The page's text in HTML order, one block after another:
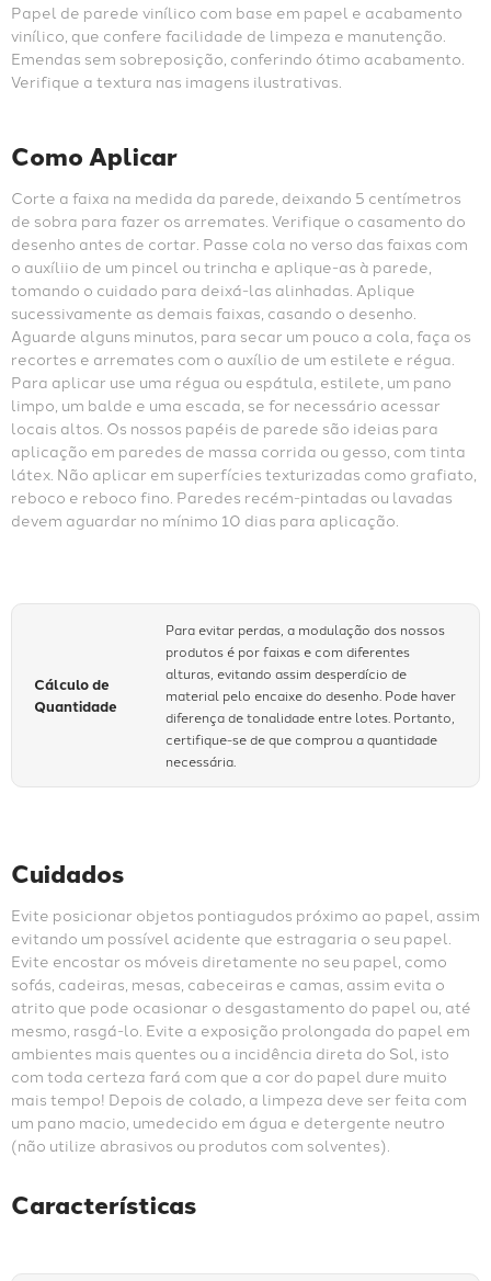
Papel de parede vinílico com base em papel e acabamento
vinílico, que confere facilidade de limpeza e manutenção.
Emendas sem sobreposição, conferindo ótimo acabamento.
Verifique a textura nas imagens ilustrativas.
Como Aplicar
Corte a faixa na medida da parede, deixando 5 centímetros
de sobra para fazer os arremates. Verifique o casamento do
desenho antes de cortar. Passe cola no verso das faixas com
o auxíliio de um pincel ou trincha e aplique-as à parede,
tomando o cuidado para deixá-las alinhadas. Aplique
sucessivamente as demais faixas, casando o desenho.
Aguarde alguns minutos, para secar um pouco a cola, faça os
recortes e arremates com o auxílio de um estilete e régua.
Para aplicar use uma régua ou espátula, estilete, um pano
limpo, um balde e uma escada, se for necessário acessar
locais altos. Os nossos papéis de parede são ideias para
aplicação em paredes de massa corrida ou gesso, com tinta
látex. Não aplicar em superfícies texturizadas como grafiato,
reboco e reboco fino. Paredes recém-pintadas ou lavadas
devem aguardar no mínimo 10 dias para aplicação.
Cálculo de
Quantidade
Para evitar perdas, a modulação dos nossos
produtos é por faixas e com diferentes
alturas, evitando assim desperdício de
material pelo encaixe do desenho. Pode haver
diferença de tonalidade entre lotes. Portanto,
certifique-se de que comprou a quantidade
necessária.
Cuidados
Evite posicionar objetos pontiagudos próximo ao papel, assim
evitando um possível acidente que estragaria o seu papel.
Evite encostar os móveis diretamente no seu papel, como
sofás, cadeiras, mesas, cabeceiras e camas, assim evita o
atrito que pode ocasionar o desgastamento do papel ou, até
mesmo, rasgá-lo. Evite a exposição prolongada do papel em
ambientes mais quentes ou a incidência direta do Sol, isto
com toda certeza fará com que a cor do papel dure muito
mais tempo! Depois de colado, a limpeza deve ser feita com
um pano macio, umedecido em água e detergente neutro
(não utilize abrasivos ou produtos com solventes).
Características